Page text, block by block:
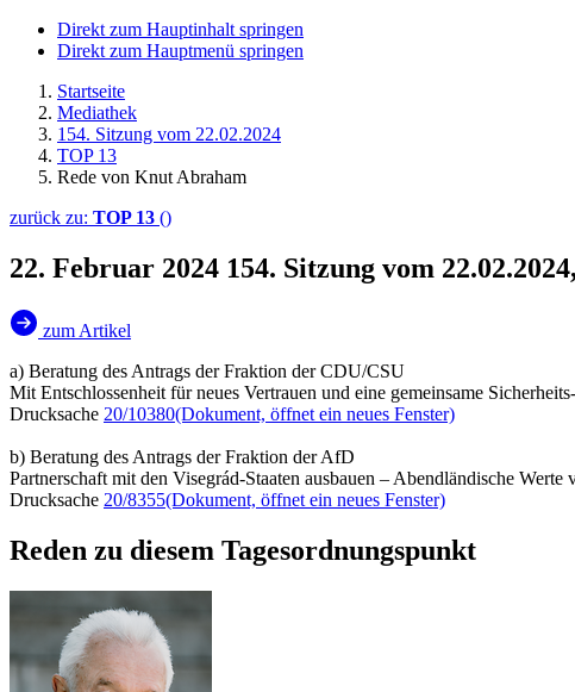
Direkt zum Hauptinhalt springen
Direkt zum Hauptmenü springen
Startseite
Mediathek
154. Sitzung vom 22.02.2024
TOP 13
Rede von Knut Abraham
zurück zu: TOP 13 ()
22. Februar 2024 154. Sitzung vom
zum Artikel
a) Beratung des Antrags der Fraktion der CDU/CSU
Mit Entschlossenheit für neues Vertrauen und eine gemeinsame
Drucksache 20/10380(Dokument, öffnet ein neues Fenster)
b) Beratung des Antrags der Fraktion der AfD
Partnerschaft mit den Visegrád-Staaten ausbauen – Abendländische
Drucksache 20/8355(Dokument, öffnet ein neues Fenster)
Reden zu diesem Tagesordnungspunkt